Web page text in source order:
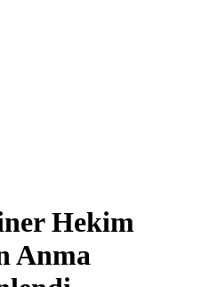
Hekim
Anma